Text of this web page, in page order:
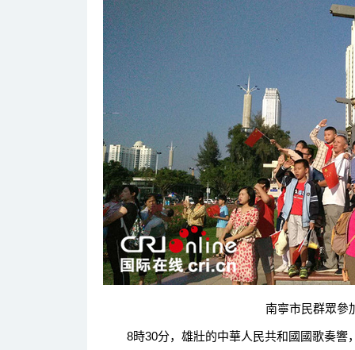
南寧市民群眾參
8時30分，雄壯的中華人民共和國國歌奏響